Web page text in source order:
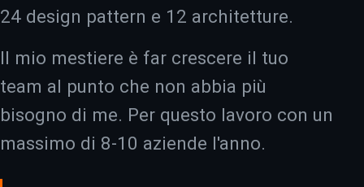
24 design pattern e 12 architetture.
Il mio mestiere è far crescere il tuo
team al punto che non abbia più
bisogno di me. Per questo lavoro con un
massimo di 8-10 aziende l'anno.